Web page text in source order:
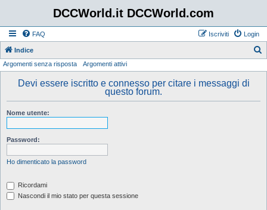
DCCWorld.it DCCWorld.com
FAQ Login
Iscriviti
Indice
Argomenti senza risposta Argomenti attivi
Devi essere iscritto e connesso per citare i messaggi di
questo forum.
Nome utente:
Password:
Ho dimenticato la password
Ricordami
Nascondi il mio stato per questa sessione